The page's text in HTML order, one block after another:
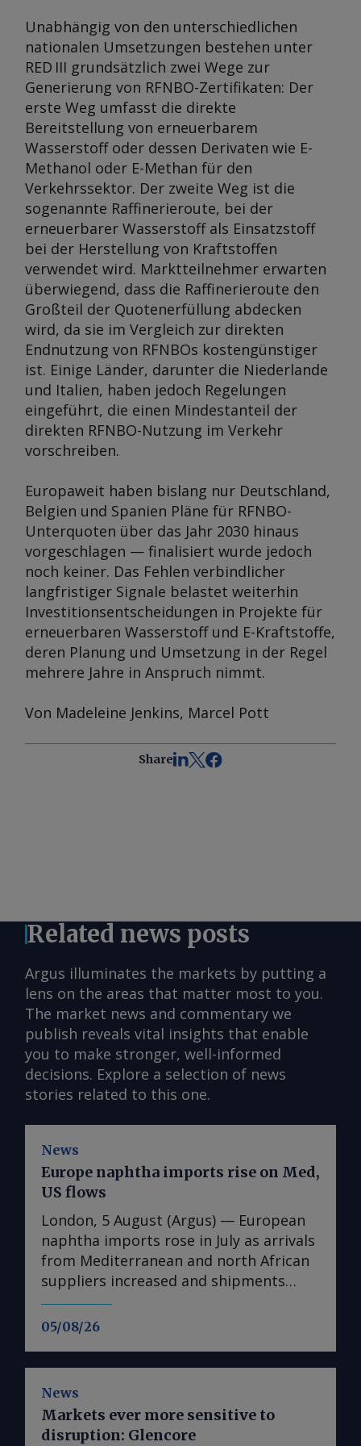
Unabhängig von den unterschiedlichen
nationalen Umsetzungen bestehen unter
RED III grundsätzlich zwei Wege zur
Generierung von RFNBO-Zertifikaten: Der
erste Weg umfasst die direkte
Bereitstellung von erneuerbarem
Wasserstoff oder dessen Derivaten wie E-
Methanol oder E-Methan für den
Verkehrssektor. Der zweite Weg ist die
sogenannte Raffinerieroute, bei der
erneuerbarer Wasserstoff als Einsatzstoff
bei der Herstellung von Kraftstoffen
verwendet wird. Marktteilnehmer erwarten
überwiegend, dass die Raffinerieroute den
Großteil der Quotenerfüllung abdecken
wird, da sie im Vergleich zur direkten
Endnutzung von RFNBOs kostengünstiger
ist. Einige Länder, darunter die Niederlande
und Italien, haben jedoch Regelungen
eingeführt, die einen Mindestanteil der
direkten RFNBO-Nutzung im Verkehr
vorschreiben.
Europaweit haben bislang nur Deutschland,
Belgien und Spanien Pläne für RFNBO-
Unterquoten über das Jahr 2030 hinaus
vorgeschlagen — finalisiert wurde jedoch
noch keiner. Das Fehlen verbindlicher
langfristiger Signale belastet weiterhin
Investitionsentscheidungen in Projekte für
erneuerbaren Wasserstoff und E-Kraftstoffe,
deren Planung und Umsetzung in der Regel
mehrere Jahre in Anspruch nimmt.
Von Madeleine Jenkins, Marcel Pott
Share
Related news posts
Argus illuminates the markets by putting a
lens on the areas that matter most to you.
The market news and commentary we
publish reveals vital insights that enable
you to make stronger, well-informed
decisions. Explore a selection of news
stories related to this one.
News
05/08/26
Europe naphtha imports rise on Med,
US flows
London, 5 August (Argus) — European
naphtha imports rose in July as arrivals
from Mediterranean and north African
suppliers increased and shipments
from the US reached their highest since
August 2025. Imports into Europe
397,400t, its highest monthly volume
since May 2025. Italy supplied 264,700t,
News
Markets ever more sensitive to
disruption: Glencore